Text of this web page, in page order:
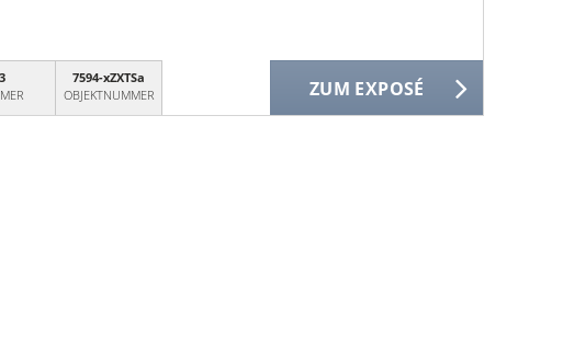
3
7594-xZXTSa
OBJEKTNUMMER
ZUM EXPOSÉ